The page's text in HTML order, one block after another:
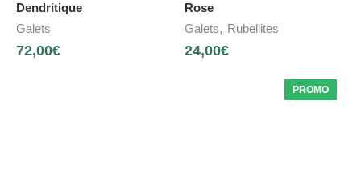
Dendritique
Galets
72,00€
Rose
Galets, Rubellites
24,00€
PROMO